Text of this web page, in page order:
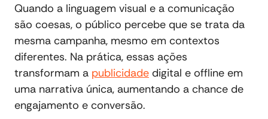
Quando a linguagem visual e a comunicação
são coesas, o público percebe que se trata da
mesma campanha, mesmo em contextos
diferentes. Na prática, essas ações
transformam a publicidade digital e offline em
uma narrativa única, aumentando a chance de
engajamento e conversão.